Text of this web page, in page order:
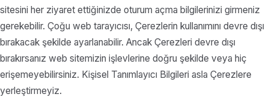
sitesini her ziyaret ettiğinizde oturum açma bilgilerinizi girmeniz
gerekebilir. Çoğu web tarayıcısı, Çerezlerin kullanımını devre dışı
bırakacak şekilde ayarlanabilir. Ancak Çerezleri devre dışı
bırakırsanız web sitemizin işlevlerine doğru şekilde veya hiç
erişemeyebilirsiniz. Kişisel Tanımlayıcı Bilgileri asla Çerezlere
yerleştirmeyiz.